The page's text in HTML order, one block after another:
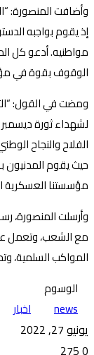
وأضافت المنصورة:
إذ يقوم بواجبه
مواطنيه. أدعو كل
الوقوف بقوة في
ومضت في القول:
الفلاح والنجاح
حيث يقوم المدنيون
مؤسستنا العسكرية
وأرسلت المنصورة،
مع الشعب، وتعمل
المواكب السلمية،
الوسوم
news
اخبار
يونيو 27, 2022